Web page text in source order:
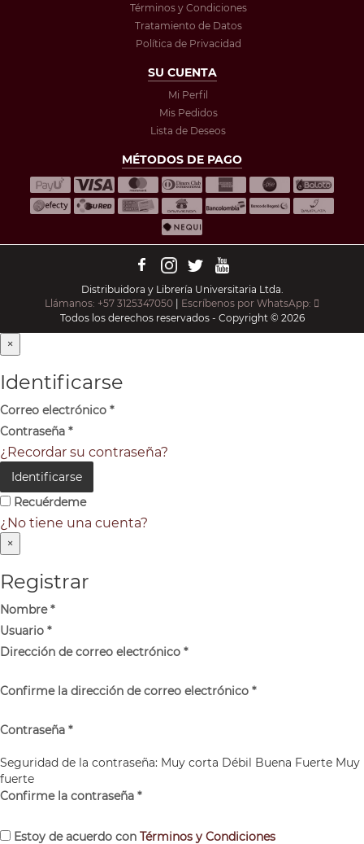
Términos y Condiciones
Tratamiento de Datos
Política de Privacidad
SU CUENTA
Mi Perfil
Mis Pedidos
Lista de Deseos
MÉTODOS DE PAGO
Distribuidora y Librería Universitaria Ltda.
Llámanos: +57 3125347050 | Escríbenos por WhatsApp:
Todos los derechos reservados - Copyright © 2026
×
Identificarse
Correo electrónico *
Contraseña *
¿Recordar su contraseña?
Identificarse
Recuérdeme
¿No tiene una cuenta?
×
Registrar
Nombre*
Usuario *
Dirección de correo electrónico *
Confirme la dirección de correo electrónico *
Contraseña *
Seguridad de la contraseña: Muy corta Débil Buena Fuerte Muy
fuerte
Confirme la contraseña *
Estoy de acuerdo con Términos y Condiciones